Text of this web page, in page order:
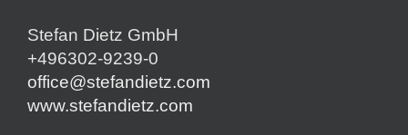
Stefan Dietz GmbH
+496302-9239-0
office@stefandietz.com
www.stefandietz.com